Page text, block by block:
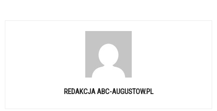
REDAKCJA ABC-AUGUSTOW.PL